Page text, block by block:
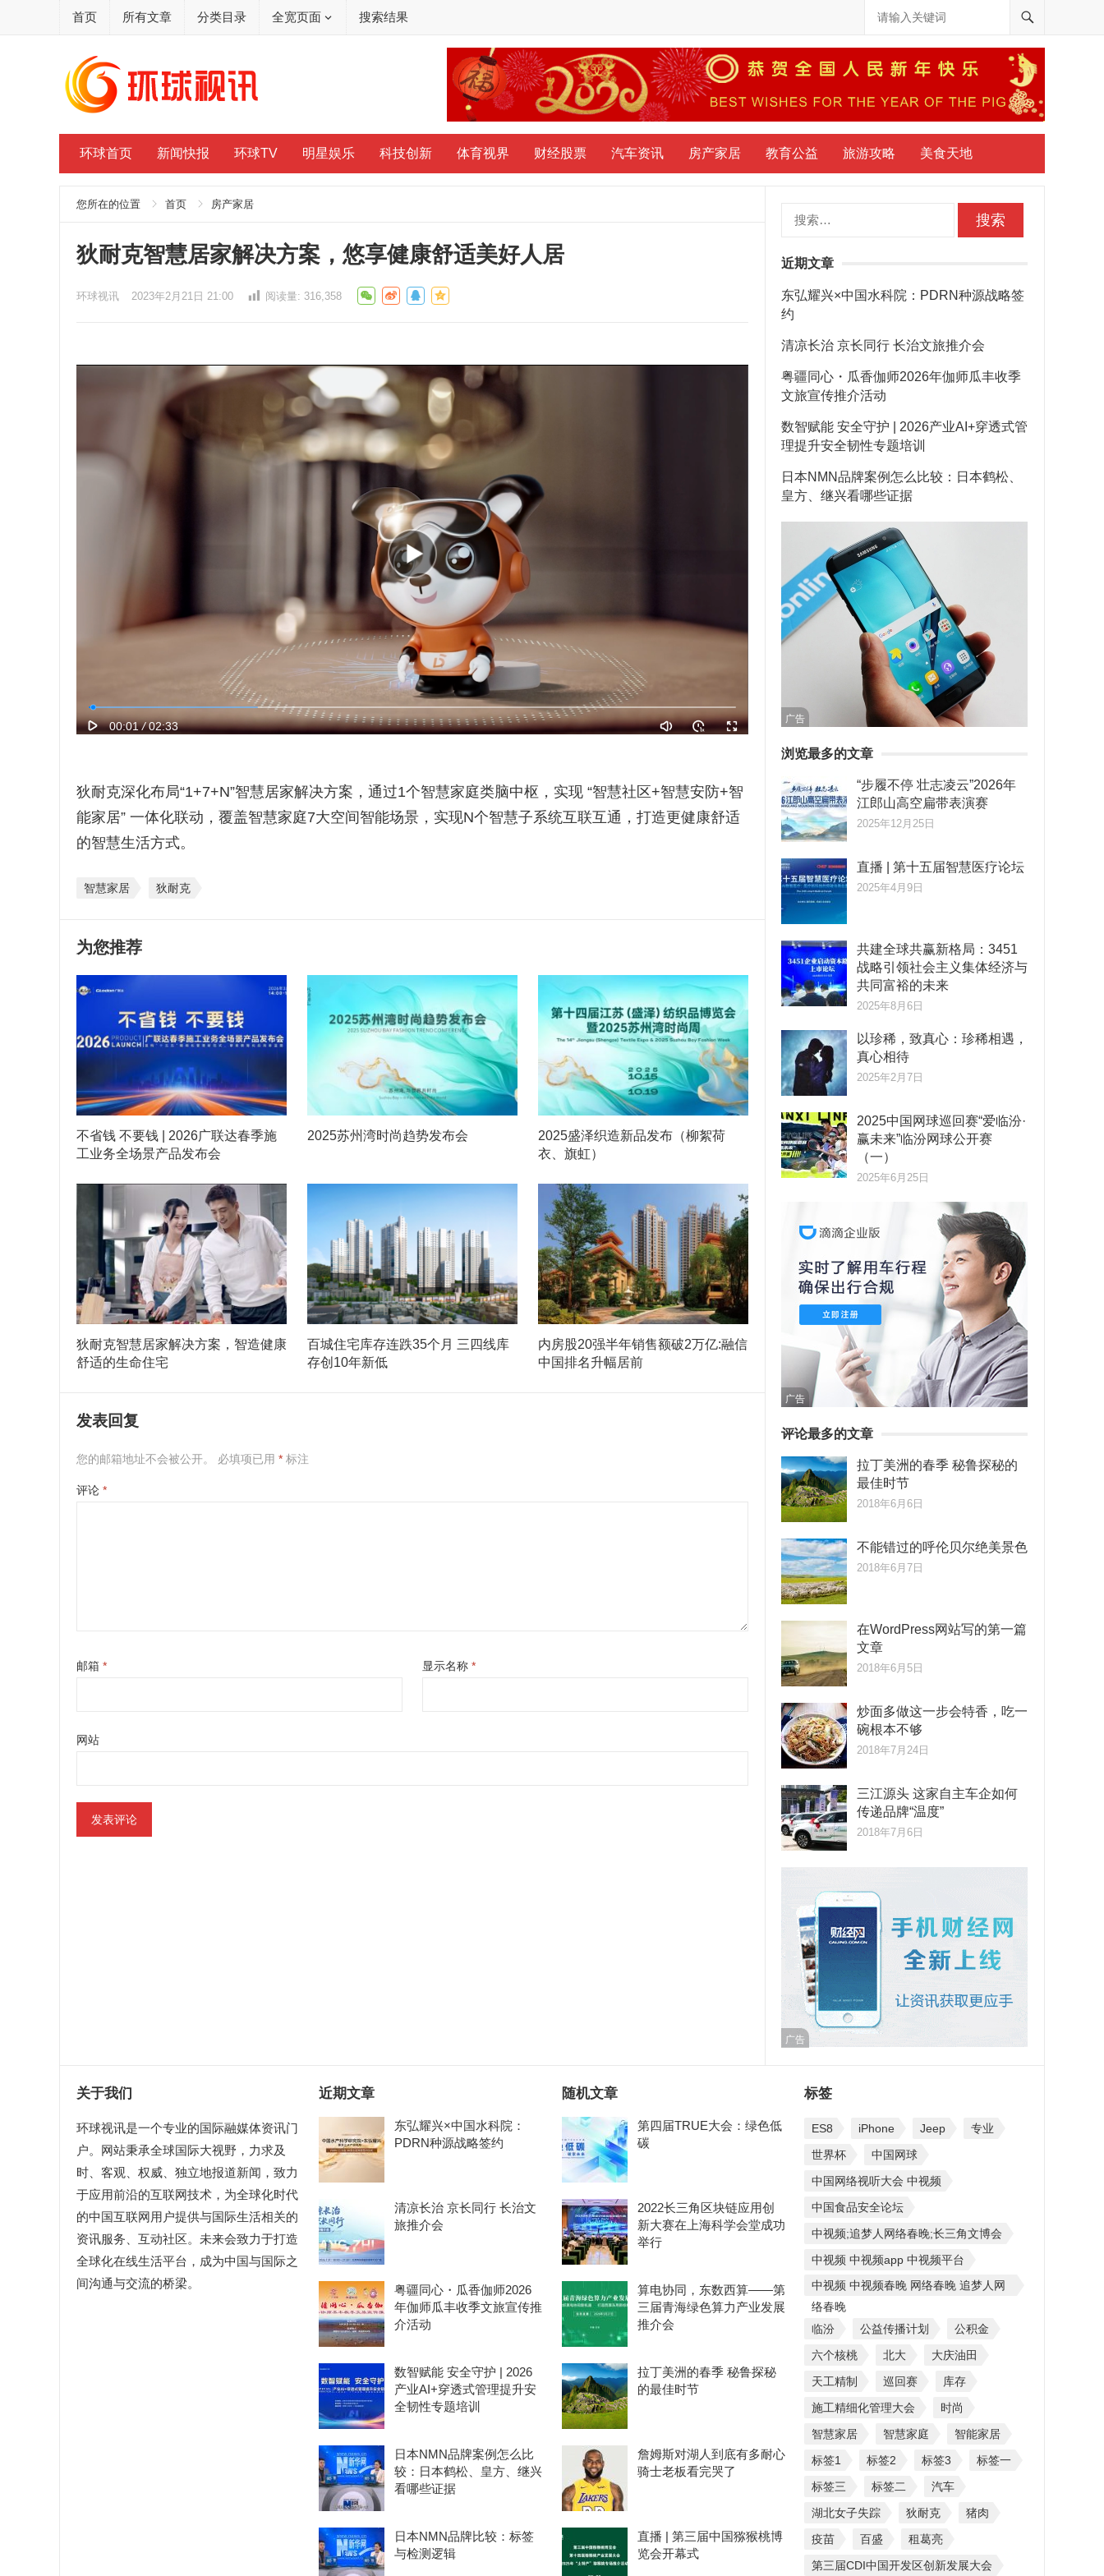
首页 所有文章 分类目录 全宽页面 搜索结果
环球首页 新闻快报 环球TV 明星娱乐 科技创新 体育视界 财经股票 汽车资讯 房产家居 教育公益 旅游攻略 美食天地
您所在的位置 首页 房产家居
狄耐克智慧居家解决方案，悠享健康舒适美好人居
环球视讯 2023年2月21日 21:00 阅读量: 316,358
狄耐克深化布局“1+7+N”智慧居家解决方案，通过1个智慧家庭类脑中枢，实现 “智慧社区+智慧安防+智
能家居” 一体化联动，覆盖智慧家庭7大空间智能场景，实现N个智慧子系统互联互通，打造更健康舒适
的智慧生活方式。
智慧家居 狄耐克
为您推荐
不省钱 不要钱 | 2026广联达春季施
工业务全场景产品发布会
2025苏州湾时尚趋势发布会
2025盛泽织造新品发布（柳絮荷
衣、旗虹）
狄耐克智慧居家解决方案，智造健康
舒适的生命住宅
百城住宅库存连跌35个月 三四线库
存创10年新低
内房股20强半年销售额破2万亿:融信
中国排名升幅居前
发表回复
您的邮箱地址不会被公开。 必填项已用 * 标注
评论 *
显示名称*
邮箱 *
网站
近期文章
东弘耀兴×中国水科院：PDRN种源战略签
约
清凉长治 京长同行 长治文旅推介会
粤疆同心・瓜香伽师2026年伽师瓜丰收季
文旅宣传推介活动
数智赋能 安全守护 | 2026产业AI+穿透式管
理提升安全韧性专题培训
日本NMN品牌案例怎么比较：日本鹤松、
皇方、继兴看哪些证据
广告
浏览最多的文章
“步履不停 壮志凌云”2026年
江郎山高空扁带表演赛
2025年12月25日
直播 | 第十五届智慧医疗论坛
2025年4月9日
共建全球共赢新格局：3451
战略引领社会主义集体经济与
共同富裕的未来
2025年8月6日
以珍稀，致真心：珍稀相遇，
真心相待
2025年2月7日
2025中国网球巡回赛“爱临汾·
赢未来”临汾网球公开赛
（一）
2025年6月25日
广告
评论最多的文章
拉丁美洲的春季 秘鲁探秘的
最佳时节
2018年6月6日
不能错过的呼伦贝尔绝美景色
2018年6月7日
在WordPress网站写的第一篇
文章
2018年6月5日
炒面多做这一步会特香，吃一
碗根本不够
2018年7月24日
三江源头 这家自主车企如何
传递品牌“温度”
2018年7月6日
广告
关于我们
环球视讯是一个专业的国际融媒体资讯门
户。网站秉承全球国际大视野，力求及
时、客观、权威、独立地报道新闻，致力
于应用前沿的互联网技术，为全球化时代
的中国互联网用户提供与国际生活相关的
资讯服务、互动社区。未来会致力于打造
全球化在线生活平台，成为中国与国际之
间沟通与交流的桥梁。
近期文章
东弘耀兴×中国水科院：
PDRN种源战略签约
清凉长治 京长同行 长治文
旅推介会
粤疆同心・瓜香伽师2026
年伽师瓜丰收季文旅宣传推
介活动
数智赋能 安全守护 | 2026
产业AI+穿透式管理提升安
全韧性专题培训
日本NMN品牌案例怎么比
较：日本鹤松、皇方、继兴
看哪些证据
日本NMN品牌比较：标签
与检测逻辑
随机文章
第四届TRUE大会：绿色低
碳
2022长三角区块链应用创
新大赛在上海科学会堂成功
举行
算电协同，东数西算——第
三届青海绿色算力产业发展
推介会
拉丁美洲的春季 秘鲁探秘
的最佳时节
詹姆斯对湖人到底有多耐心
骑士老板看完哭了
直播 | 第三届中国猕猴桃博
览会开幕式
标签
ES8 iPhone Jeep
专业
世界杯
中国网球
中国网络视听大会 中视频
中国食品安全论坛
中视频;追梦人网络春晚;长三角文博会
中视频 中视频app 中视频平台
中视频 中视频春晚 网络春晚 追梦人网
络春晚
临汾
公益传播计划
公积金
六个核桃
北大
大庆油田
天工精制
巡回赛
库存
施工精细化管理大会
时尚
智慧家居
智慧家庭
智能家居
标签1
标签2 标签3
标签一
标签三
标签二
汽车
湖北女子失踪
狄耐克
猪肉
疫苗
百盛
租葛亮
第三届CDI中国开发区创新发展大会